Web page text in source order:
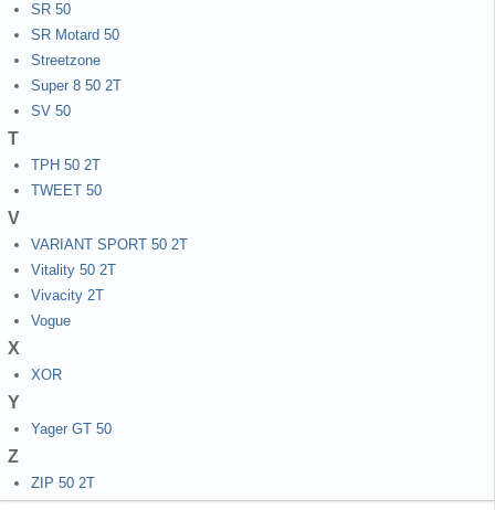
SR 50
SR Motard 50
Streetzone
Super 8 50 2T
SV 50
T
TPH 50 2T
TWEET 50
V
VARIANT SPORT 50 2T
Vitality 50 2T
Vivacity 2T
Vogue
X
XOR
Y
Yager GT 50
Z
ZIP 50 2T